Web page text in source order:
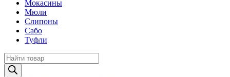
Мокасины
Мюли
Слипоны
Сабо
Туфли
Поиск
товаров